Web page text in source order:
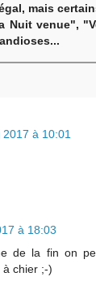
mais
Nuit venue",
2017 à 10:01
à 18:03
de la fin on
à chier ;-)